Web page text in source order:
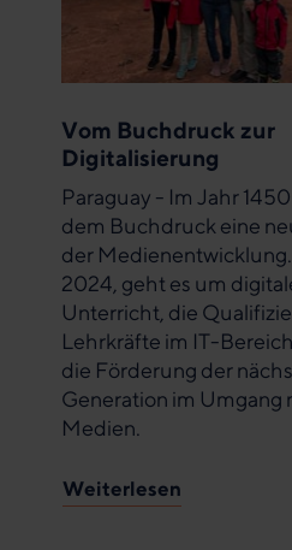
Vom Buchdruck zur
Digitalisierung
Paraguay - Im Jahr
dem Buchdruck eine
der
2024, geht es um
Unterricht, die
Lehrkräfte im IT-
die Förderung der
Generation im Umgang
Medien.
Weiterlesen